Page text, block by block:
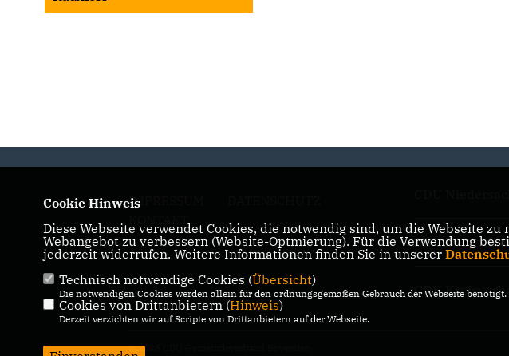
IMPRESSUM
CDU
CDU
© 2026 CDU Gemeindeverband Bovenden
Cookie Hinweis
Diese Webseite verwendet Cookies, die notwendig sind, um die Webseite
Webangebot zu verbessern (Website-Optmierung). Für die Verwendung
jederzeit widerrufen. Weitere Informationen finden Sie in unserer
Technisch notwendige Cookies (Übersicht)
Die notwendigen Cookies werden allein für den ordnungsgemäßen Gebrauch der Webseite benötigt.
Cookies von Drittanbietern (Hinweis)
Derzeit verzichten wir auf Scripte von Drittanbietern auf der Webseite.